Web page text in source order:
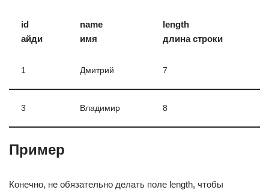
id
айди
name
имя
length
длина строки
1 Дмитрий 7
3 Владимир 8
Пример
Конечно, не обязательно делать поле length, чтобы